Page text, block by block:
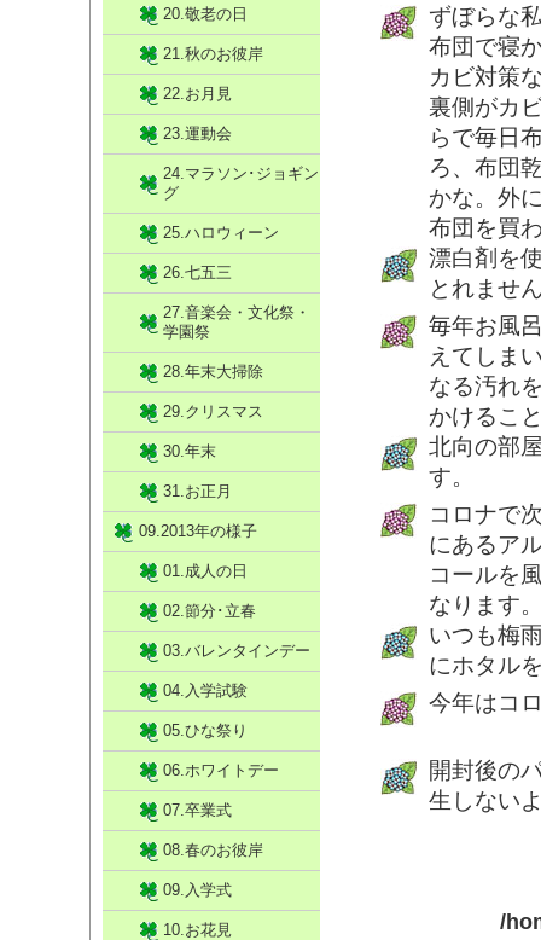
ずぼらな
布団で寝
カビ対策
裏側がカ
らで毎日
ろ、布団
かな。外
布団を買
漂白剤を
とれませ
毎年お風
えてしま
なる汚れ
かけるこ
北向の部
す。
コロナで
にあるア
コールを
なります
いつも梅
にホタル
今年はコ
開封後の
生しない
/
20.敬老の日
21.秋のお彼岸
22.お月見
23.運動会
24.マラソン･ジョギン
グ
25.ハロウィーン
26.七五三
27.音楽会・文化祭・
学園祭
28.年末大掃除
29.クリスマス
30.年末
31.お正月
09.2013年の様子
01.成人の日
02.節分･立春
03.バレンタインデー
04.入学試験
05.ひな祭り
06.ホワイトデー
07.卒業式
08.春のお彼岸
09.入学式
10.お花見